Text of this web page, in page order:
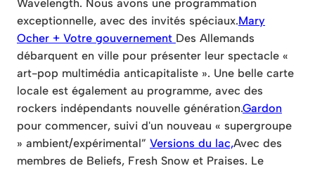
Wavelength. Nous avons une programmation
exceptionnelle, avec des invités spéciaux.Mary
Ocher + Votre gouvernement Des Allemands
débarquent en ville pour présenter leur spectacle «
art-pop multimédia anticapitaliste ». Une belle carte
locale est également au programme, avec des
rockers indépendants nouvelle génération.Gardon
pour commencer, suivi d'un nouveau « supergroupe
» ambient/expérimental” Versions du lac,Avec des
membres de Beliefs, Fresh Snow et Praises. Le